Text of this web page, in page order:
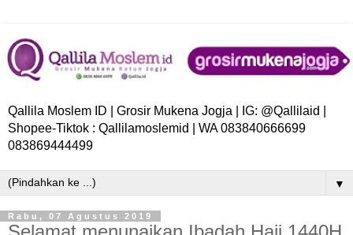
Qallila Moslem ID | Grosir Mukena Jogja | IG: @Qallilaid |
Shopee-Tiktok : Qallilamoslemid | WA 083840666699
083869444499
▼
Rabu, 07 Agustus 2019